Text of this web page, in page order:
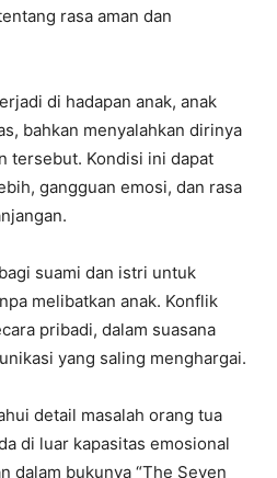
rasa aman dan
di hadapan anak, anak
bahkan menyalahkan dirinya
tersebut. Kondisi ini dapat
gangguan emosi, dan rasa
suami dan istri untuk
melibatkan anak. Konflik
pribadi, dalam suasana
yang saling menghargai.
detail masalah orang tua
di luar kapasitas emosional
dalam bukunya “The Seven